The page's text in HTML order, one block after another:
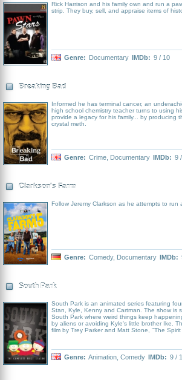
Rick Harrison and his family own and run a
strip. They buy, sell, and appraise items of
Genre: Documentary IMDb: 9 / 10
Breaking Bad
Informed he has terminal cancer, an
high school chemistry teacher turns to using
provide a legacy for his family... by producing
crystal meth.
Genre: Crime Documentary IMDb: 9
Clarkson's Farm
Follow Jeremy Clarkson as he attempts to run
Genre: Comedy, Documentary IMDb:
South Park
South Park is an animated series featuring
Stan, Kyle, Kenny and Cartman. The show is
South Park where weird things keep
by aliens or avoiding Kyle's little brother Ike.
film by Trey Parker and Matt Stone, "The Spirit
Genre: Animation Comedy IMDb: 9 /